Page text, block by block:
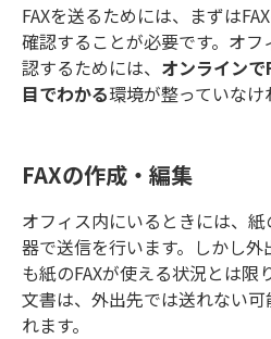
FAXを送るためには、まずは
確認することが必要です。オフ
認するためには、 オンラインで
目でわかる環境が整っていなけ
FAXの作成・編集
オフィス内にいるときには、
器で送信を行います。しかし
も紙のFAXが使える状況とは限
文書は、外出先では送れない
れます。